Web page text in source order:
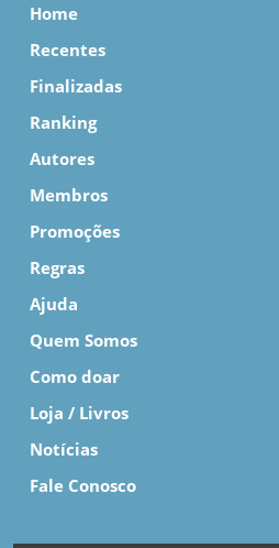
Home
Recentes
Finalizadas
Ranking
Autores
Membros
Promoções
Regras
Ajuda
Quem Somos
Como doar
Loja / Livros
Notícias
Fale Conosco